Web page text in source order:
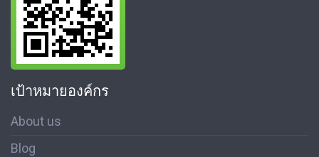
เป้าหมายองค์กร
About us
Blog